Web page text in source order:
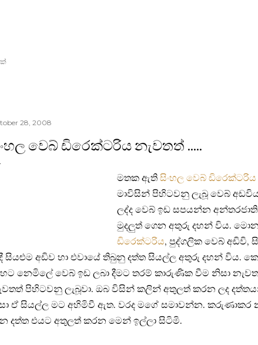
28, 2008
වෙබ් ඩිරෙක්ටරිය නැවතත් .....
මතක ඇති සිංහල වෙබ් ඩිරෙක්ටරිය
මාවිසින් පිහිටවනු ලැබූ වෙබ්
ලද්‍ද වෙබ් ඉඩ සපයන්න
මුදලුත් ගෙන අතුරු දහන් විය.
ඩිරෙක්ටරිය, පුද්ගලික වෙබ් අඩිවි,
සියළුම ‍අඩිව හා එවායේ තිබුනු දත්ත සියල්ල අතුරු දහන් විය.
නෙමිලේ වෙබ් ඉඩ ලබා දීමට තරම් කාරුණික වීම නිසා
පිහිටවනු ලැබූවා. ඔබ විසින් කලින් අතුලත් කරන ලද
ඒ සියල්ල මට අහිමිවී ඇත. වරද‍ මගේ සමාවන්න. කරුණාකර
දත්ත එයට අතුලත් කරන මෙන් ඉල්ලා සිටිමි.